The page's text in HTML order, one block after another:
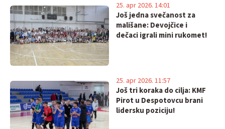
Još jedna svečanost za
mališane: Devojčice i
dečaci igrali mini rukomet!
25. apr 2026. 14:01
Još tri koraka do cilja: KMF
Pirot u Despotovcu brani
lidersku poziciju!
25. apr 2026. 11:57